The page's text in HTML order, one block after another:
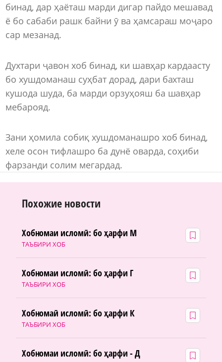
бинад, дар ҳаёташ марди дигар пайдо мешавад
ё бо сабаби рашк байни ӯ ва ҳамсараш моҷаро
сар мезанад.
Духтари ҷавон хоб бинад, ки шавҳар кардаасту
бо хушдоманаш суҳбат дорад, дари бахташ
кушода шуда, ба марди орзуҳояш ба шавҳар
мебарояд.
Зани ҳомила собиқ хушдоманашро хоб бинад,
хеле осон тифлашро ба дунё оварда, соҳиби
фарзанди солим мегардад.
Похожие новости
ТАЪБИРИ ХОБ
Хобномаи исломӣ: бо ҳарфи М
ТАЪБИРИ ХОБ
Хобномаи исломӣ: бо ҳарфи Г
ТАЪБИРИ ХОБ
Хобномаӣ исломӣ: бо ҳарфи К
Хобномаи исломӣ: бо ҳарфи - Д